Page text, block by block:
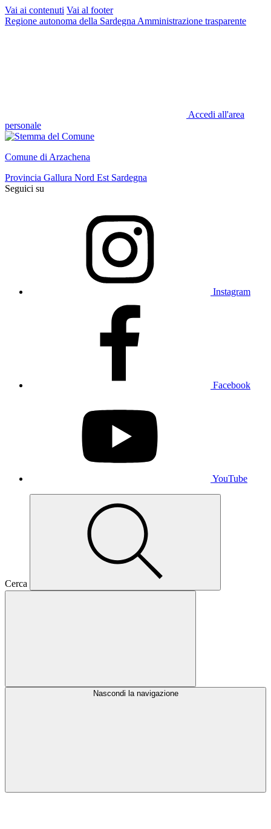
Vai ai contenuti Vai al footer
Regione autonoma della Sardegna Amministrazione trasparente
Accedi all'area
personale
Comune di Arzachena
Provincia Gallura Nord Est Sardegna
Seguici su
Instagram
Facebook
YouTube
Cerca
Nascondi la navigazione